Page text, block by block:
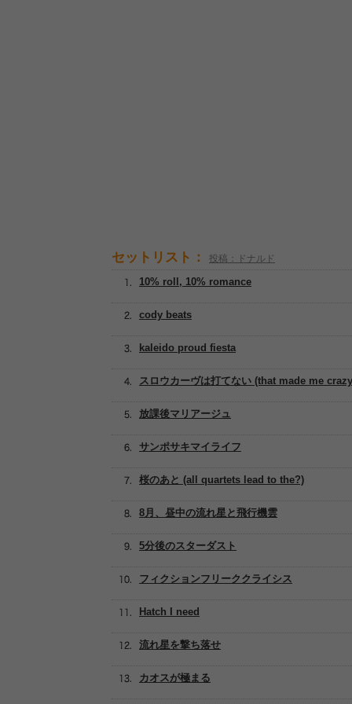
セットリスト： 投稿：ドナルド
サンポサキマイライフ
5分後のスターダスト
スロウカーヴは打てない (that made me
kaleido proud fiesta
放課後マリアージュ
10% roll, 10% romance
桜のあと (all quartets lead to the?)
8月、昼中の流れ星と飛行機雲
cody beats
フィクションフリーククライシス
Hatch I need
流れ星を撃ち落せ
カオスが極まる